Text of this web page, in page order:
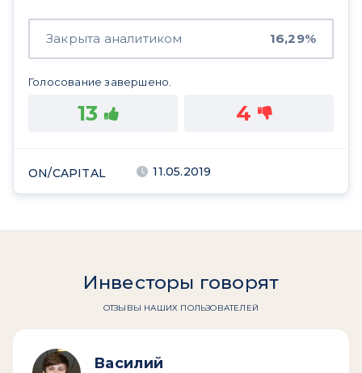
Закрыта аналитиком 16,29%
Голосование завершено.
13 4
ON/CAPITAL 11.05.2019
Инвесторы говорят
ОТЗЫВЫ НАШИХ ПОЛЬЗОВАТЕЛЕЙ
Василий